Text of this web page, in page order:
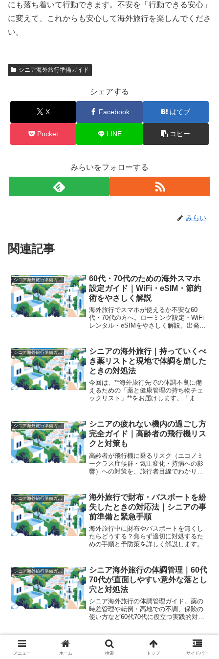
にも落ち着いて行動できます。不安を「行動できる安心」
に変えて、これからも安心して海外旅行を楽しんでくださ
い。
シニア海外旅行準備ガイド
シェアする
X Facebook はてブ
Pocket LINE コピー
みらいをフォローする
みらい
関連記事
シニア海外旅行準備ガイド
60代・70代のための海外スマホ
設定ガイド｜WiFi・eSIM・節約
術をやさしく解説
海外旅行でスマホが使えるか不安な60
代・70代の方へ。ローミング設定・WiFi
レンタル・eSIMをやさしく解説。出発前
シニア海外旅行準備ガイド
シニアの海外旅行｜持っていくべ
き薬リストと現地で体調を崩した
ときの対処法
今回は、**海外旅行先での体調不良に備
えるための「薬と健康管理の持ち物チェ
ックリスト」**をお届けします。「まさ
聞きます。旅行中も元気に楽しむため
に、ぜひチェックリスト...
シニア海外旅行準備ガイド
シニアの疲れない機内の過ごし方
完全ガイド｜高齢者の飛行機リス
クと対策も
高齢者が飛行機に乗るリスク（エコノミ
ークラス症候群・気圧変化・持病への影
響）への対策を、旅行者目線でわかりや
着後も元気でいられる機内の過ごし方も
あわせてまとめました。
シニア海外旅行準備ガイド
海外旅行で財布・パスポートを紛
失したときの対応法｜シニアの事
前準備と緊急手順
海外旅行中に財布やパスポートを無くし
たらどうする？焦らず適切に対処するた
めの手順と予防策を詳しく解説します。
シニア海外旅行準備ガイド
シニア海外旅行の体調管理｜60代
70代が直面しやすい意外な落とし
穴と対処法
シニア海外旅行の体調管理ガイド。薬の
時差管理や転倒・高地での不調、保険の
使い方など60代70代に役立つ実践的対処
シニア海外旅行準備ガイド
海外旅行前に必ずやるスマホ準備
7選｜翻訳アプリ・地図オフライ
メニュー ホーム 検索 トップ サイドバー